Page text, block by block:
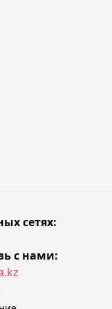
сетях:
с нами: